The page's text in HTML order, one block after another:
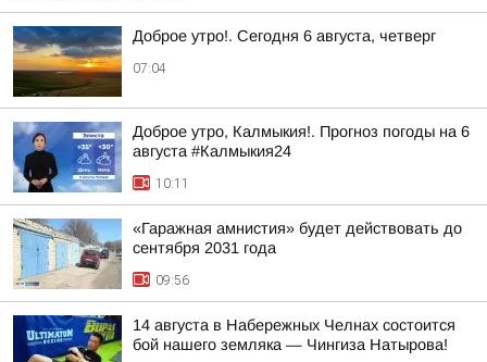
Доброе утро!. Сегодня 6 августа, четверг
07:04
Доброе утро, Калмыкия!. Прогноз погоды на 6
августа #Калмыкия24
10:11
«Гаражная амнистия» будет действовать до
сентября 2031 года
09:56
14 августа в Набережных Челнах состоится
бой нашего земляка — Чингиза Натырова!